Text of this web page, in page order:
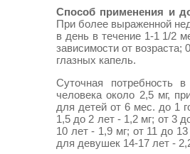
Способ применения и
При более выраженной
в день в течение 1-1 1/2
зависимости от возраста;
глазных капель.
Суточная потребность
человека около 2,5 мг,
для детей от 6 мес. до 1
1,5 до 2 лет - 1,2 мг; от 3
10 лет - 1,9 мг; от 11 до
для девушек 14-17 лет -